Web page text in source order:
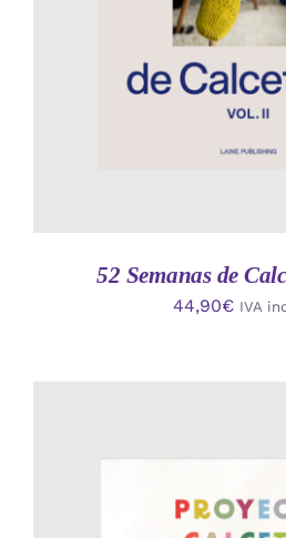
52 Semanas de
44,90€ IVA